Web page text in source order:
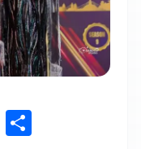
Threads